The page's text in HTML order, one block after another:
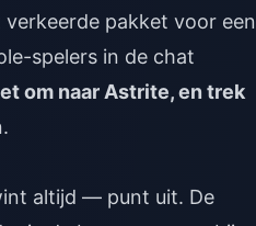
pakket voor een
spelers in de chat
om naar Astrite, en trek
altijd — punt uit. De